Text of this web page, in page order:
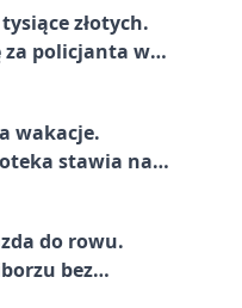
złotych.
za policjanta w
wakacje.
stawia na
do rowu.
bez